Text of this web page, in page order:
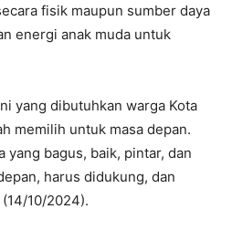
fisik maupun sumber daya
energi anak muda untuk
yang dibutuhkan warga Kota
memilih untuk masa depan.
yang bagus, baik, pintar, dan
harus didukung, dan
10/2024).